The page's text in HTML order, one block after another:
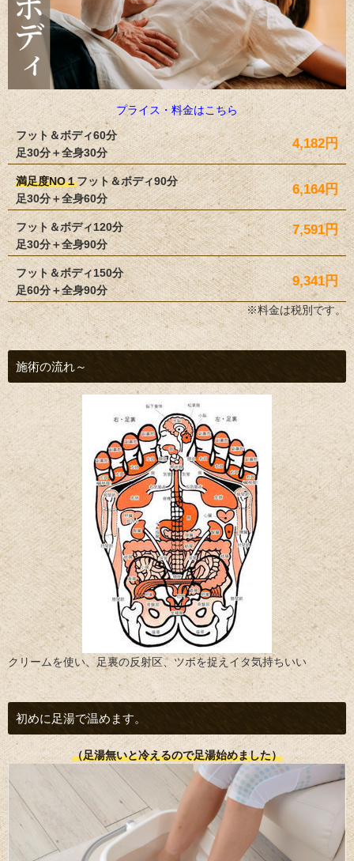
プライス・料金はこちら
フット＆ボディ60分
足30分＋全身30分
4,182円
満足度NO１フット＆ボディ90分
足30分＋全身60分
6,164円
フット＆ボディ120分
足30分＋全身90分
7,591円
フット＆ボディ150分
足60分＋全身90分
9,341円
※料金は税別です。
施術の流れ～
クリームを使い、足裏の反射区、ツボを捉えイタ気持ちいい
初めに足湯で温めます。
（足湯無いと冷えるので足湯始めました）